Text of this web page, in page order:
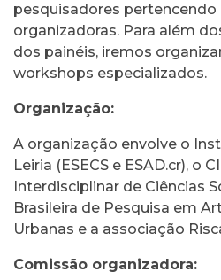
pesquisadores
organizadoras. Para além
dos painéis, iremos
workshops especializados.
Organização:
A organização envolve o
Leiria (ESECS e ESAD.cr), o
Interdisciplinar de Ciências
Brasileira de Pesquisa em
Urbanas e a associação
Comissão organizadora: